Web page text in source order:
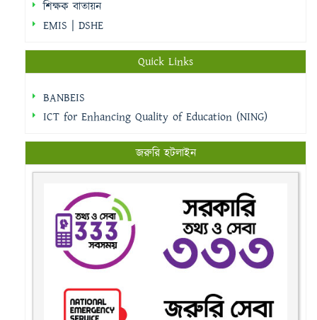
শিক্ষক বাতায়ন
EMIS | DSHE
Quick Links
BANBEIS
ICT for Enhancing Quality of Education (NING)
জরুরি হটলাইন